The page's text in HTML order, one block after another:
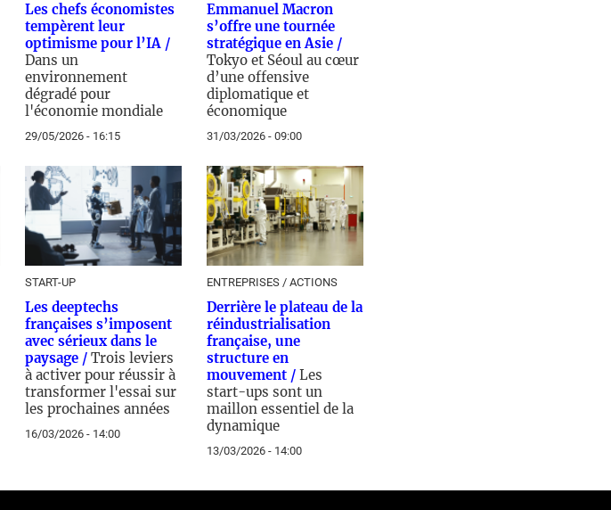
Les chefs économistes
tempèrent leur
optimisme pour l’IA /
Dans un
environnement
dégradé pour
l'économie mondiale
29/05/2026 - 16:15
Emmanuel Macron
s’offre une tournée
stratégique en Asie /
Tokyo et Séoul au cœur
d’une offensive
diplomatique et
économique
31/03/2026 - 09:00
START-UP
Les deeptechs
françaises s’imposent
avec sérieux dans le
paysage / Trois leviers
à activer pour réussir à
transformer l'essai sur
les prochaines années
16/03/2026 - 14:00
ENTREPRISES / ACTIONS
Derrière le plateau de la
réindustrialisation
française, une
structure en
mouvement / Les
start-ups sont un
maillon essentiel de la
dynamique
13/03/2026 - 14:00